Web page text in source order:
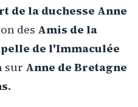
de la duchesse Anne
des Amis de la
de l'Immaculée
sur Anne de Bretagne